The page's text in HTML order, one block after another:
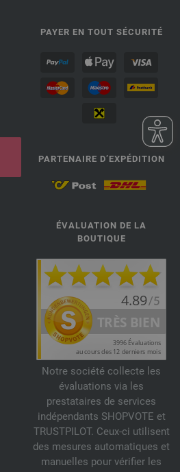
PAYER EN TOUT SÉCURITÉ
PARTENAIRE D’EXPÉDITION
ÉVALUATION DE LA
BOUTIQUE
Notre société collecte les
évaluations via les
prestataires de services
indépendants SHOPVOTE et
TRUSTPILOT. Ceux-ci utilisent
des mesures automatiques et
manuelles pour vérifier les